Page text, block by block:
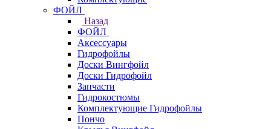
ФОЙЛ
Назад
ФОЙЛ
Аксессуары
Гидрофойлы
Доски Вингфойл
Доски Гидрофойл
Запчасти
Гидрокостюмы
Комплектующие Гидрофойлы
Пончо